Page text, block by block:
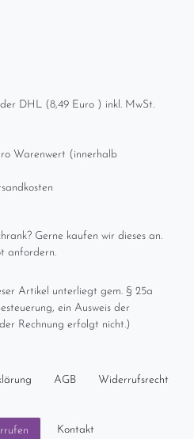
DHL (8,49 Euro ) inkl. MwSt.
Warenwert (innerhalb
Gerne kaufen wir dieses an.
anfordern.
Artikel unterliegt gem. § 25a
ein Ausweis der
Rechnung erfolgt nicht.)
AGB Widerrufs­recht
Kontakt